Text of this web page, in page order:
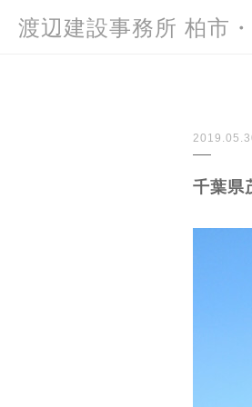
渡辺建設事務所 柏市
千葉